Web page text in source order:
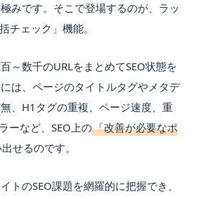
みです。そこで登場するのが、ラッ
チェック」機能。
～数千のURLをまとめてSEO状態を
は、ページのタイトルタグやメタデ
、H1タグの重複、ページ速度、重
ーなど、SEO上の「改善が必要なポ
せるのです。
トのSEO課題を網羅的に把握でき、